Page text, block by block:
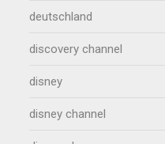
deutschland
discovery channel
disney
disney channel